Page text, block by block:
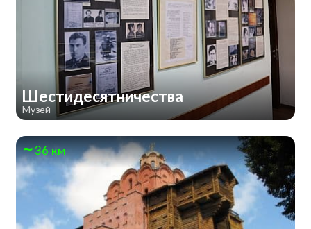
Шестидесятничества
Музей
36 км